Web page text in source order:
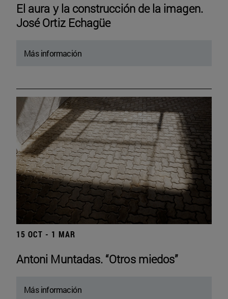
El aura y la construcción de la imagen.
José Ortiz Echagüe
Más información
15 OCT - 1 MAR
Antoni Muntadas. “Otros miedos”
Más información